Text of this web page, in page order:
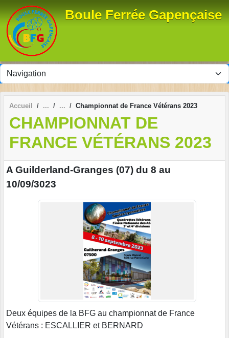
Boule Ferrée Gapençaise
Accueil Championnat de France Vétérans 2023
CHAMPIONNAT DE
FRANCE VÉTÉRANS 2023
A Guilderland-Granges (07) du 8 au
10/09/3023
Deux équipes de la BFG au championnat de France
Vétérans : ESCALLIER et BERNARD
Panneau de gestion des cookies